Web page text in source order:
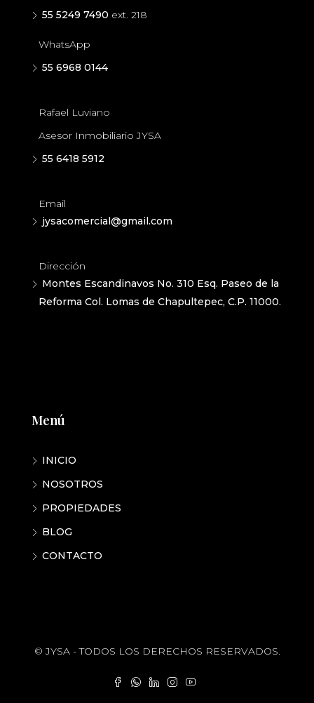
55 5249 7490 ext. 218
WhatsApp
55 6968 0144
Rafael Luviano
Asesor Inmobiliario JYSA
55 6418 5912
Email
jysacomercial@gmail.com
Dirección
Montes Escandinavos No. 310 Esq. Paseo de la
Reforma Col. Lomas de Chapultepec, C.P. 11000.
Menú
INICIO
NOSOTROS
PROPIEDADES
BLOG
CONTACTO
© JYSA - TODOS LOS DERECHOS RESERVADOS.